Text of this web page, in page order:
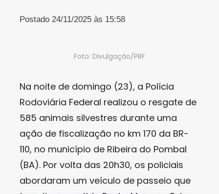
Postado 24/11/2025 às 15:58
Foto: Divulgação/PRF
Na noite de domingo (23), a Polícia
Rodoviária Federal realizou o resgate de
585 animais silvestres durante uma
ação de fiscalização no km 170 da BR-
110, no município de Ribeira do Pombal
(BA). Por volta das 20h30, os policiais
abordaram um veículo de passeio que